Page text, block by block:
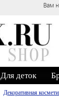
Вам
Для деток
Декоративная